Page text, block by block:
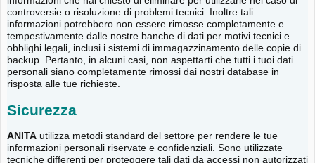
controversie o risoluzione di problemi tecnici. Inoltre tali
informazioni potrebbero non essere rimosse completamente e
tempestivamente dalle nostre banche di dati per motivi tecnici e
obblighi legali, inclusi i sistemi di immagazzinamento delle copie di
backup. Pertanto, in alcuni casi, non aspettarti che tutti i tuoi dati
personali siano completamente rimossi dai nostri database in
risposta alle tue richieste.
Sicurezza
ANITA utilizza metodi standard del settore per rendere le tue
informazioni personali riservate e confidenziali. Sono utilizzate
tecniche differenti per proteggere tali dati da accessi non autorizzati